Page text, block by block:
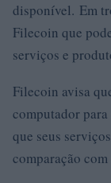
disponível. Em
Filecoin que
serviços e
Filecoin avisa
computador
que seus
comparação